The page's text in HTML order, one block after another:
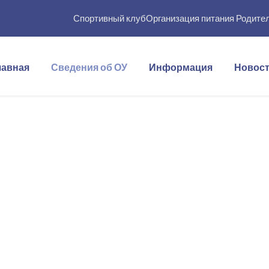
Спортивный клубОрганизация питания
Сведения об ОУ Информация